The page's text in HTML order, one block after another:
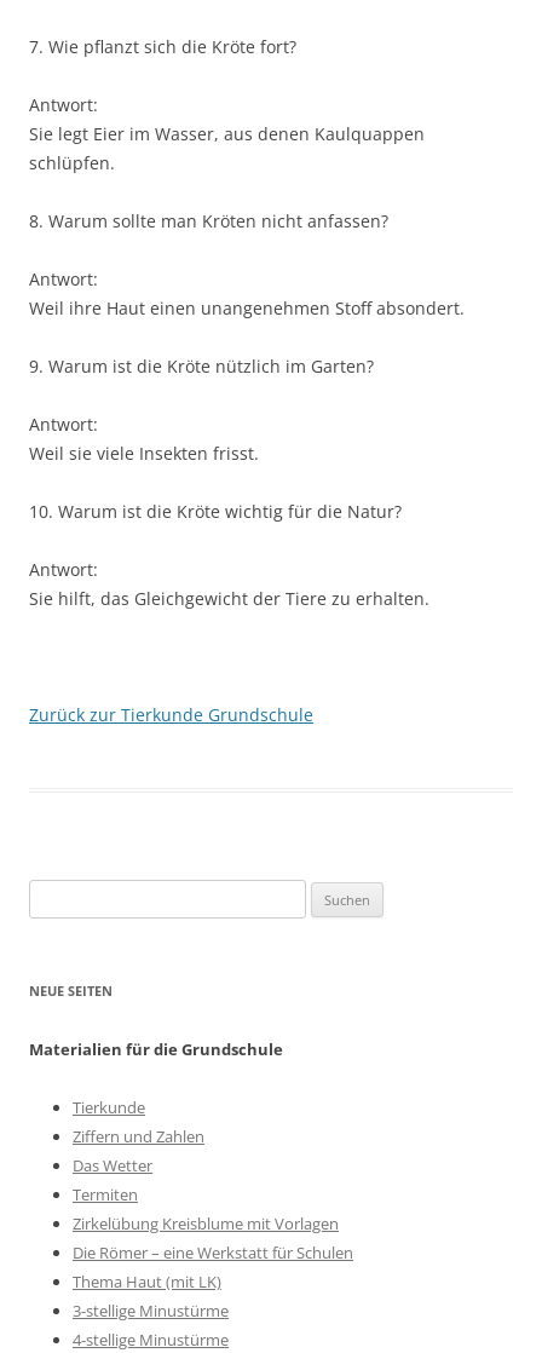
7. Wie pflanzt sich die Kröte fort?
Antwort:
Sie legt Eier im Wasser, aus denen Kaulquappen
schlüpfen.
8. Warum sollte man Kröten nicht anfassen?
Antwort:
Weil ihre Haut einen unangenehmen Stoff absondert.
9. Warum ist die Kröte nützlich im Garten?
Antwort:
Weil sie viele Insekten frisst.
10. Warum ist die Kröte wichtig für die Natur?
Antwort:
Sie hilft, das Gleichgewicht der Tiere zu erhalten.
Zurück zur Tierkunde Grundschule
nach:
NEUE SEITEN
Materialien für die Grundschule
Tierkunde
Ziffern und Zahlen
Das Wetter
Termiten
Zirkelübung Kreisblume mit Vorlagen
Die Römer – eine Werkstatt für Schulen
Thema Haut (mit LK)
3-stellige Minustürme
4-stellige Minustürme